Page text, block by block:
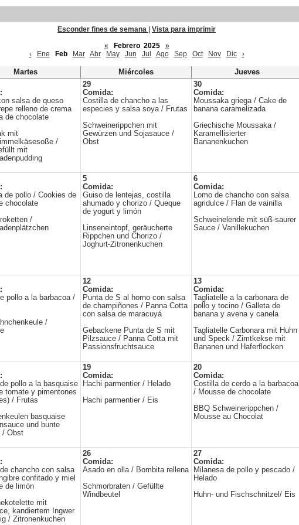
Esconder fines de semana
Vista para imprimir
«
Febrero 2025
»
‹
Ene Feb Mar Abr May Jun Jul Ago Sep Oct Nov Dic ›
Martes Miércoles Jueves
salsa de queso
relleno de crema
de chocolate
mit
/
mit
29
Comida:
Costilla de chancho a las
especies y salsa soya / Frutas
Schweinerippchen mit
Gewürzen und Sojasauce /
Obst
30
Comida:
Moussaka griega / Cake de
banana caramelizada
Griechische Moussaka /
Karamellisierter
Bananenkuchen
de pollo / Cookies de
chocolate
/
5
Comida:
Guiso de lentejas, costilla
ahumado y chorizo / Queque
de yogurt y limón
Linseneintopf, geräucherte
Rippchen und Chorizo /
Joghurt-Zitronenkuchen
6
Comida:
Lomo de chancho con salsa
agridulce / Flan de vainilla
Schweinelende mit süß-saurer
Sauce / Vanillekuchen
pollo a la barbacoa /
/
12
Comida:
Punta de S al horno con salsa
de champiñones / Panna Cotta
con salsa de maracuyá
Gebackene Punta de S mit
Pilzsauce / Panna Cotta mit
Passionsfruchtsauce
13
Comida:
Tagliatelle a la carbonara de
pollo y tocino / Galleta de
banana y avena y canela
Tagliatelle Carbonara mit Huhn
und Speck / Zimtkekse mit
Bananen und Haferflocken
pollo a la basquaise
tomate y pimentones
/ Frutas
basquaise
und bunte
/ Obst
19
Comida:
Hachi parmentier / Helado
Hachi parmentier / Eis
20
Comida:
Costilla de cerdo a la barbacoa
/ Mousse de chocolate
BBQ Schweinerippchen /
Mousse au Chocolat
chancho con salsa
confitado y miel
de limón
mit
kandiertem Ingwer
/ Zitronenkuchen
26
Comida:
Asado en olla / Bombita rellena
Schmorbraten / Gefüllte
Windbeutel
27
Comida:
Milanesa de pollo y pescado /
Helado
Huhn- und Fischschnitzel/ Eis